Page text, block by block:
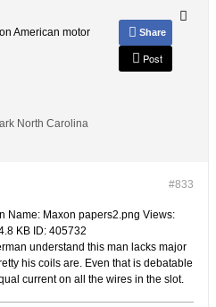
American motor
North Carolina
Share
Post
#833
understand this man lacks major
his coils are. Even that is debatable
current on all the wires in the slot.